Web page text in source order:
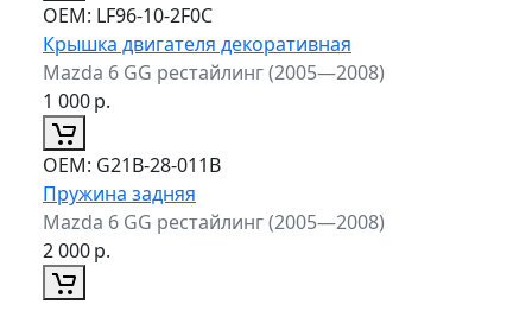
ОЕМ: LF96-10-2F0C
Крышка двигателя декоративная
Mazda 6 GG рестайлинг (2005—2008)
1 000р.
ОЕМ: G21B-28-011B
Пружина задняя
Mazda 6 GG рестайлинг (2005—2008)
2 000р.